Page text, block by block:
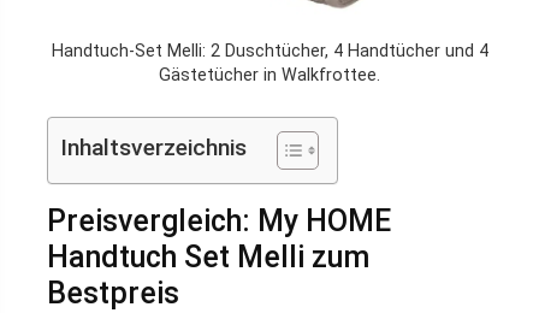
Handtuch-Set Melli: 2 Duschtücher, 4 Handtücher und 4
Gästetücher in Walkfrottee.
Inhaltsverzeichnis
Preisvergleich: My HOME
Handtuch Set Melli zum
Bestpreis